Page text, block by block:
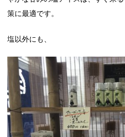
策に最適です。
塩以外にも、